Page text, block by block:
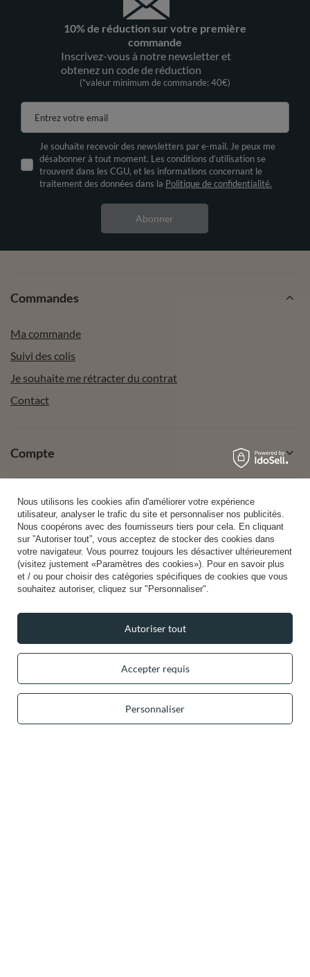
10% de réduction sur votre première
commande
Inscrivez-vous à notre newsletter et
obtenez un code de réduction
(*valeur minimum de commande: 40€)
Entrez votre email
Je souhaite recevoir des newsletters par e-mail. Je peux me
désabonner à tout moment. Les conditions d’utilisation se
trouvent dans les CGU, et les informations concernant le
traitement des données dans la Politique de confidentialité.
Abonner
Commandes
Ma commande
Suivi des colis
Je souhaite me rétracter du contrat
Contact
Compte
Aide
Info
+49 32 2210 915 31 (allemand/anglais) lun-ven 8h00-16h00
contact@vivisence.com
,DE13 0SH Burton-on-Trent
Dans le magasin, nous présentons les prix bruts (TVA comprise).
Nous utilisons les cookies afin d'améliorer votre expérience
utilisateur, analyser le trafic du site et personnaliser nos publicités.
Nous coopérons avec des fournisseurs tiers pour cela. En cliquant
sur ”Autoriser tout”, vous acceptez de stocker des cookies dans
votre navigateur. Vous pourrez toujours les désactiver ultérieurement
(visitez justement «Paramètres des cookies»). Pour en savoir plus
et / ou pour choisir des catégories spécifiques de cookies que vous
souhaitez autoriser, cliquez sur "Personnaliser".
Accepter requis
Personnaliser
Autoriser tout